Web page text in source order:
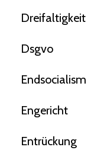
Dreifaltigkeit
Dsgvo
Endsocialism
Engericht
Entrückung